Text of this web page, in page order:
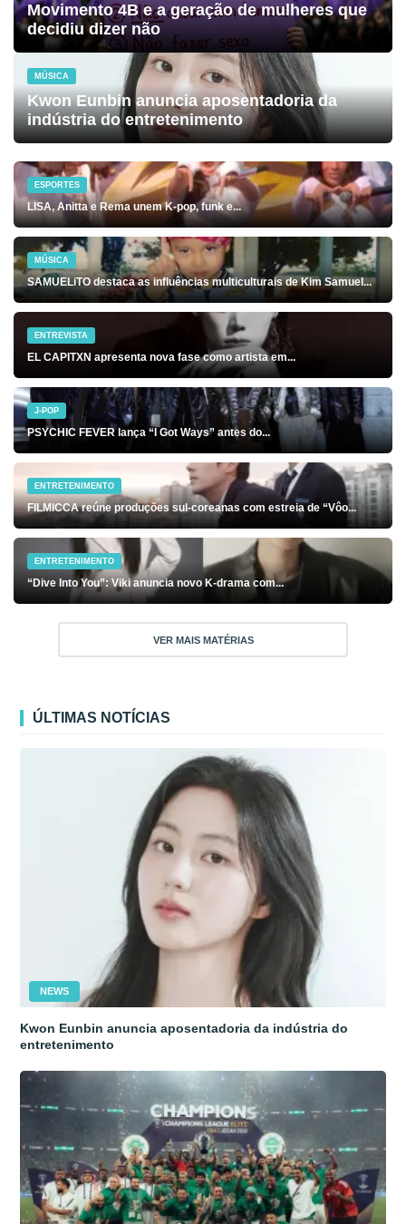
Movimento 4B e a geração de mulheres que
decidiu dizer não
MÚSICA
Kwon Eunbin anuncia aposentadoria da
indústria do entretenimento
ESPORTES
LISA, Anitta e Rema unem K-pop, funk e...
MÚSICA
SAMUELiTO destaca as influências multiculturais de Kim Samuel...
ENTREVISTA
EL CAPITXN apresenta nova fase como artista em...
J-POP
PSYCHIC FEVER lança “I Got Ways” antes do...
ENTRETENIMENTO
FILMICCA reúne produções sul-coreanas com estreia de “Vôo...
ENTRETENIMENTO
“Dive Into You”: Viki anuncia novo K-drama com...
VER MAIS MATÉRIAS
ÚLTIMAS NOTÍCIAS
NEWS
Kwon Eunbin anuncia aposentadoria da indústria do
entretenimento